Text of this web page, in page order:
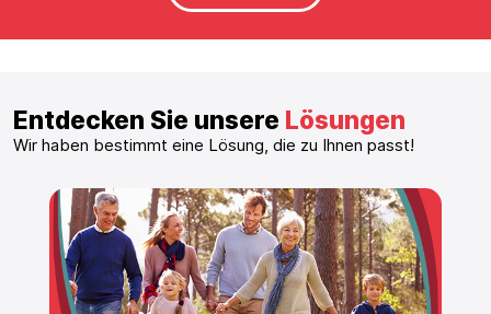
Entdecken Sie unsere Lösungen
Wir haben bestimmt eine Lösung, die zu Ihnen passt!